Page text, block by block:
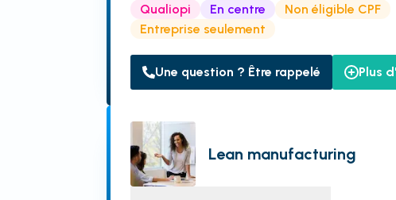
Qualiopi En centre
Non éligible CPF
Entreprise seulement
Une question ? Être rappelé Plus
Lean manufacturing